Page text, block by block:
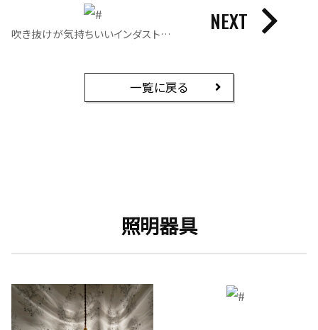
吹き抜けが気持ちいいインダストリアルスタイルの家｜照明 NEXT
一覧に戻る
照明器具